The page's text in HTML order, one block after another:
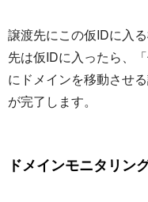
譲渡先にこの仮IDに入
先は仮IDに入ったら、
にドメインを移動させ
が完了します。
ドメインモニタリン